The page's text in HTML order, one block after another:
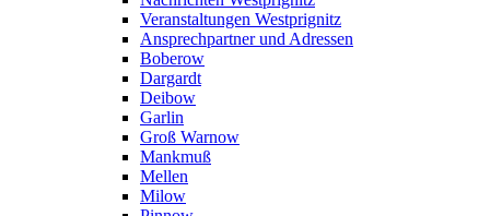
Veranstaltungen Westprignitz
Ansprechpartner und Adressen
Boberow
Dargardt
Deibow
Garlin
Groß Warnow
Mankmuß
Mellen
Milow